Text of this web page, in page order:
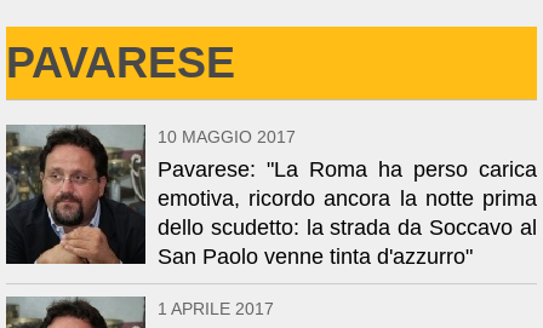
PAVARESE
10 MAGGIO 2017
Pavarese: "La Roma ha perso carica
emotiva, ricordo ancora la notte prima
dello scudetto: la strada da Soccavo al
San Paolo venne tinta d'azzurro"
1 APRILE 2017